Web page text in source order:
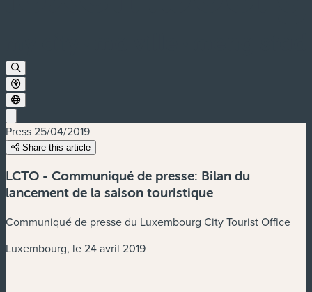
Press25/04/2019
Share this article
LCTO - Communiqué de presse: Bilan du
lancement de la saison touristique
Communiqué de presse du Luxembourg City Tourist Office
Luxembourg, le 24 avril 2019